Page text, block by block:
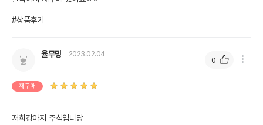
#상품후기
율무밍 2023.02.04
재구매
저희강아지 주식입니당
0